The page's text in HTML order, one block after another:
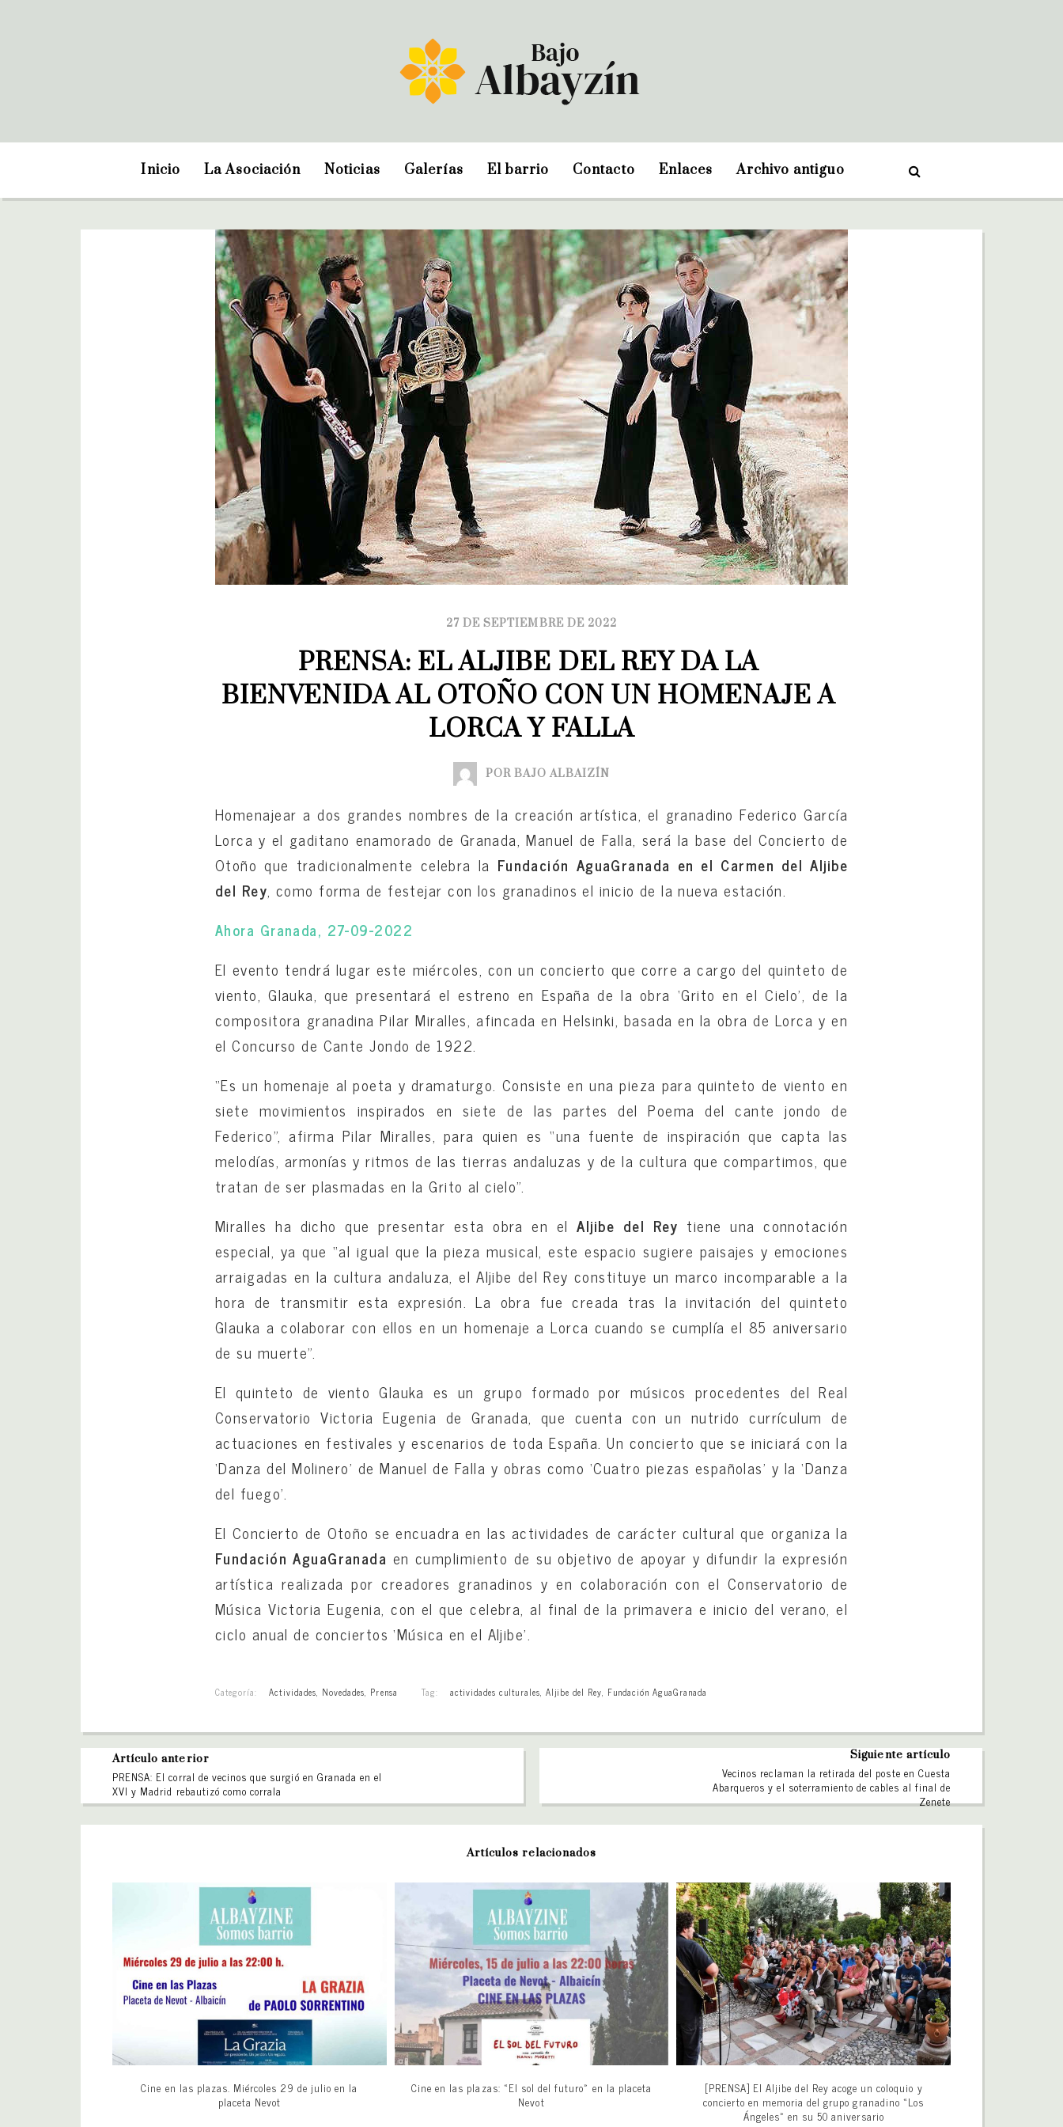
Inicio La Asociación Noticias Galerías El barrio Contacto Enlaces Archivo antiguo
27 DE SEPTIEMBRE DE 2022
PRENSA: EL ALJIBE DEL REY DA LA
BIENVENIDA AL OTOÑO CON UN HOMENAJE A
LORCA Y FALLA
POR BAJO ALBAIZÍN
Homenajear a dos grandes nombres de la creación artística, el granadino Federico García
Lorca y el gaditano enamorado de Granada, Manuel de Falla, será la base del Concierto de
Otoño que tradicionalmente celebra la Fundación AguaGranada en el Carmen del Aljibe
del Rey, como forma de festejar con los granadinos el inicio de la nueva estación.
Ahora Granada, 27-09-2022
El evento tendrá lugar este miércoles, con un concierto que corre a cargo del quinteto de
viento, Glauka, que presentará el estreno en España de la obra ‘Grito en el Cielo’, de la
compositora granadina Pilar Miralles, afincada en Helsinki, basada en la obra de Lorca y en
el Concurso de Cante Jondo de 1922.
“Es un homenaje al poeta y dramaturgo. Consiste en una pieza para quinteto de viento en
siete movimientos inspirados en siete de las partes del Poema del cante jondo de
Federico”, afirma Pilar Miralles, para quien es “una fuente de inspiración que capta las
melodías, armonías y ritmos de las tierras andaluzas y de la cultura que compartimos, que
tratan de ser plasmadas en la Grito al cielo”.
Miralles ha dicho que presentar esta obra en elAljibe del Rey tiene una connotación
especial, ya que “al igual que la pieza musical, este espacio sugiere paisajes y emociones
arraigadas en la cultura andaluza, el Aljibe del Rey constituye un marco incomparable a la
hora de transmitir esta expresión. La obra fue creada tras la invitación del quinteto
Glauka a colaborar con ellos en un homenaje a Lorca cuando se cumplía el 85 aniversario
de su muerte”.
El quinteto de viento Glauka es un grupo formado por músicos procedentes del Real
Conservatorio Victoria Eugenia de Granada, que cuenta con un nutrido currículum de
actuaciones en festivales y escenarios de toda España. Un concierto que se iniciará con la
‘Danza del Molinero’ de Manuel de Falla y obras como ‘Cuatro piezas españolas’ y la ‘Danza
del fuego’.
El Concierto de Otoño se encuadra en las actividades de carácter cultural que organiza la
Fundación AguaGranada en cumplimiento de su objetivo de apoyar y difundir la expresión
artística realizada por creadores granadinos y en colaboración con el Conservatorio de
Música Victoria Eugenia, con el que celebra, al final de la primavera e inicio del verano, el
ciclo anual de conciertos ‘Música en el Aljibe’.
Categoría: Actividades, Novedades, Prensa Tag: actividades culturales, Aljibe del Rey, Fundación AguaGranada
Artículo anterior
PRENSA: El corral de vecinos que surgió en Granada en el
XVI y Madrid rebautizó como corrala
Siguiente artículo
Vecinos reclaman la retirada del poste en Cuesta
Abarqueros y el soterramiento de cables al final de
Zenete
Artículos relacionados
Cine en las plazas. Miércoles 29 de julio en la
placeta Nevot
Cine en las plazas: «El sol del futuro» en la placeta
Nevot
[PRENSA] El Aljibe del Rey acoge un coloquio y
concierto en memoria del grupo granadino «Los
Ángeles» en su 50 aniversario